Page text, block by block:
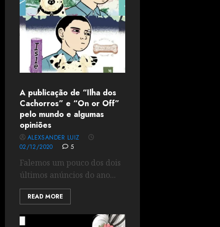
A publicação de “Ilha dos
Cachorros” e “On or Off”
pelo mundo e algumas
opiniões
ALEXSANDER LUIZ
02/12/2020
5
Falemos um pouco dos dois
últimos anúncios do ano...
READ MORE